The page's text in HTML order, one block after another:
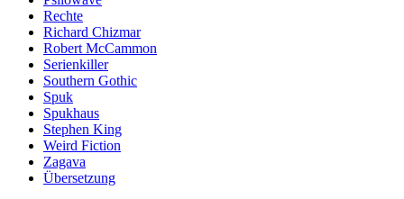
Rechte
Richard Chizmar
Robert McCammon
Serienkiller
Southern Gothic
Spuk
Spukhaus
Stephen King
Weird Fiction
Zagava
Übersetzung